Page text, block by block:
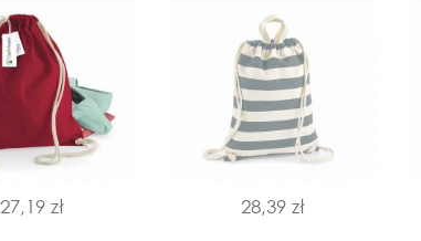
27,19 zł 28,39 zł